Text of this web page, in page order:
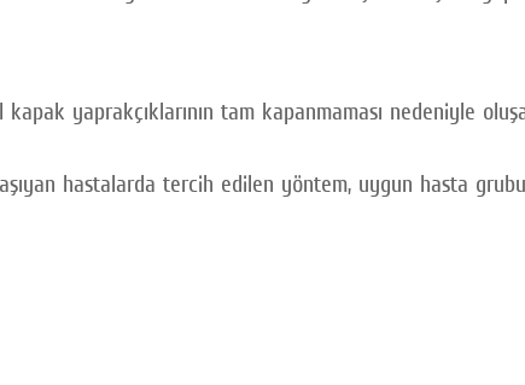
yaprakçıklarının tam kapanmaması nedeniyle
hastalarda tercih edilen yöntem, uygun hasta